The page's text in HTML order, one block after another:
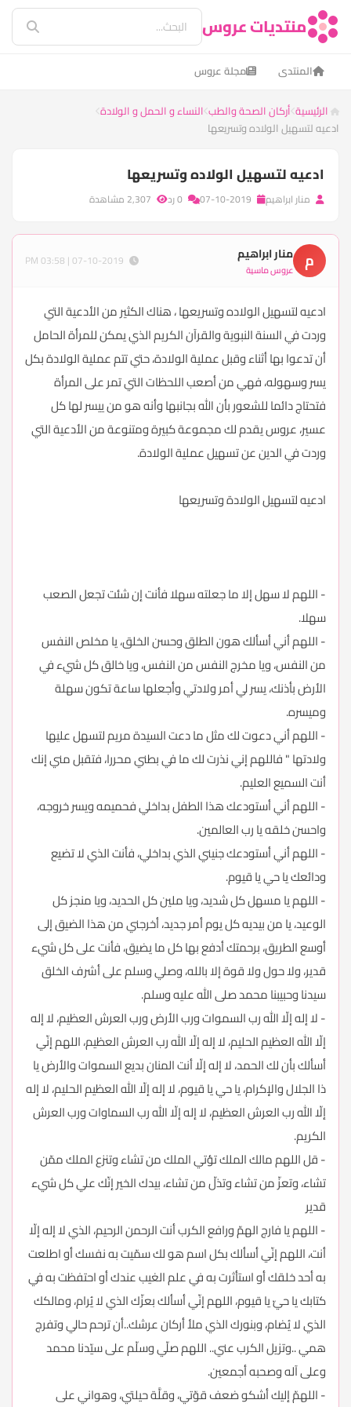
منتديات عروس
المنتدى مجلة عروس
الرئيسية أركان الصحة والطب النساء و الحمل و الولادة
ادعيه لتسهيل الولاده وتسريعها
ادعيه لتسهيل الولاده وتسريعها
منار ابراهيم
م منار ابراهيم
عروس ماسية
ادعيه لتسهيل الولاده وتسريعها ، هناك الكثير من الأدعية التي
وردت في السنة النبوية والقرآن الكريم الذي يمكن للمرأة الحامل
أن تدعوا بها أثناء وقبل عملية الولادة، حتي تتم عملية الولادة بكل
يسر وسهوله، فهي من أصعب اللحظات التي تمر على المرأة
فتحتاج دائما للشعور بأن الله بجانبها وأنه هو من ييسر لها كل
عسير، عروس يقدم لك مجموعة كبيرة ومتنوعة من الأدعية التي
وردت في الدين عن تسهيل عملية الولادة.
ادعيه لتسهيل الولادة وتسريعها
- اللهم لا سهل إلا ما جعلته سهلا فأنت إن شئت تجعل الصعب
سهلا.
- اللهم أني أسألك هون الطلق وحسن الخلق، يا مخلص النفس
من النفس، ويا مخرج النفس من النفس، ويا خالق كل شيء في
الأرض بأذنك، يسر لي أمر ولادتي وأجعلها ساعة تكون سهلة
وميسره.
- اللهم أني دعوت لك مثل ما دعت السيدة مريم لتسهل عليها
ولادتها " فاللهم إني نذرت لك ما في بطني محررا، فتقبل مني إنك
أنت السميع العليم.
- اللهم أني أستودعك هذا الطفل بداخلي فحميمه ويسر خروجه،
واحسن خلقه يا رب العالمين.
- اللهم أني أستودعك جنيني الذي بداخلي، فأنت الذي لا تضيع
ودائعك يا حي يا قيوم.
- اللهم يا مسهل كل شديد، ويا ملين كل الحديد، ويا منجز كل
الوعيد، يا من بيديه كل يوم أمر جديد، أخرجني من هذا الضيق إلى
أوسع الطريق، برحمتك أدفع بها كل ما يضيق، فأنت على كل شيء
قدير، ولا حول ولا قوة إلا بالله، وصلي وسلم على أشرف الخلق
سيدنا وحبيبنا محمد صلى الله عليه وسلم.
- لا إله إلّا الله رب السموات ورب الأرض ورب العرش العظيم، لا إله
إلّا الله العظيم الحليم، لا إله إلّا الله رب العرش العظيم، اللهم إنّي
أسألك بأن لك الحمد، لا إله إلّا أنت المنان بديع السموات والأرض يا
ذا الجلال والإكرام، يا حي يا قيوم، لا إله إلّا الله العظيم الحليم، لا إله
إلّا الله رب العرش العظيم، لا إله إلّا الله رب السماوات ورب العرش
الكريم.
- قل اللهم مالك الملك تؤتي الملك من تشاء وتنزع الملك ممّن
تشاء، وتعزّ من تشاء وتذلّ من تشاء، بيدك الخير إنّك علي كل شيء
قدير
- اللهم يا فارج الهمّ ورافع الكرب أنت الرحمن الرحيم، الذي لا إله إلّا
أنت، اللهم إنّي أسألك بكل اسم هو لك سمّيت به نفسك أو اطلعت
به أحد خلقك أو استأثرت به في علم الغيب عندك أو احتفظت به في
كتابك يا حيّ يا قيوم، اللهم إنّي أسألك بعزّك الذي لا يُرام، ومالكك
الذي لا يُضام، وبنورك الذي ملأ أركان عرشك..أن ترحم حالي وتفرج
همي ..وتزيل الكرب عني.. اللهم صلّي وسلّم على سيّدنا محمد
وعلى آله وصحبه أجمعين.
- اللهمّ إليك أشكو ضعف قوّتي، وقلَّة حيلتي، وهواني على